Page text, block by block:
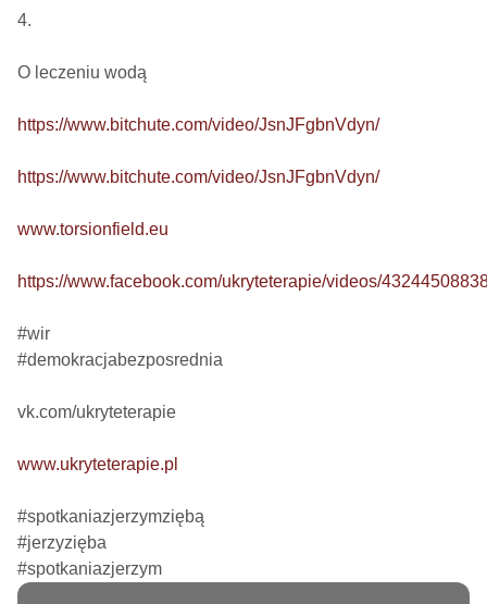
4.
O leczeniu wodą
https://www.bitchute.com/video/JsnJFgbnVdyn/
https://www.bitchute.com/video/JsnJFgbnVdyn/
www.torsionfield.eu
https://www.facebook.com/ukryteterapie/videos/
#wir
#demokracjabezposrednia
vk.com/ukryteterapie
www.ukryteterapie.pl
#spotkaniazjerzymziębą
#jerzyzięba
#spotkaniazjerzym